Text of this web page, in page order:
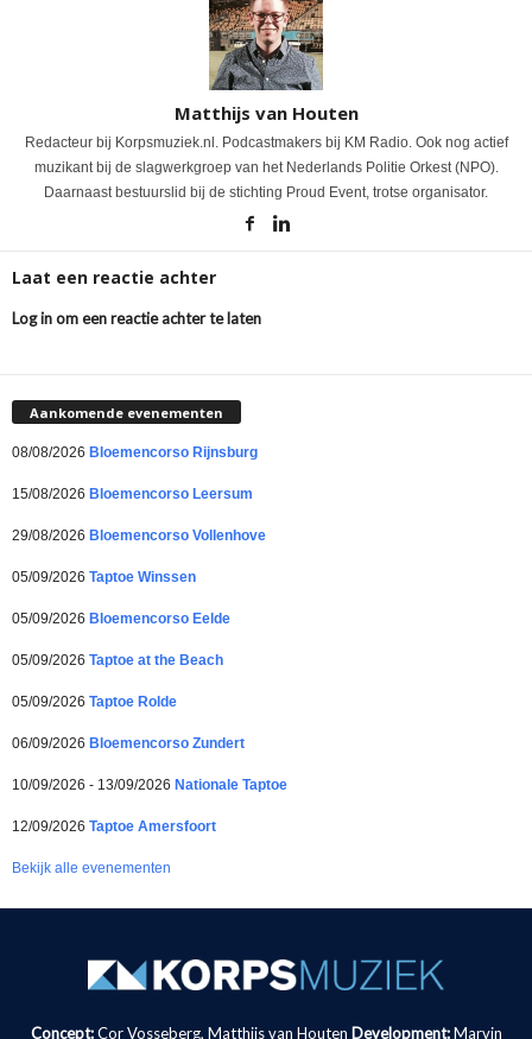
Matthijs van Houten
Redacteur bij Korpsmuziek.nl. Podcastmakers bij KM Radio. Ook nog actief
muzikant bij de slagwerkgroep van het Nederlands Politie Orkest (NPO).
Daarnaast bestuurslid bij de stichting Proud Event, trotse organisator.
Laat een reactie achter
Log in om een reactie achter te laten
Aankomende evenementen
08/08/2026 Bloemencorso Rijnsburg
15/08/2026 Bloemencorso Leersum
29/08/2026 Bloemencorso Vollenhove
05/09/2026 Taptoe Winssen
05/09/2026 Bloemencorso Eelde
05/09/2026 Taptoe at the Beach
05/09/2026 Taptoe Rolde
06/09/2026 Bloemencorso Zundert
10/09/2026 - 13/09/2026 Nationale Taptoe
12/09/2026 Taptoe Amersfoort
Bekijk alle evenementen
Concept:Cor Vosseberg, Matthijs van Houten Development: Marvin